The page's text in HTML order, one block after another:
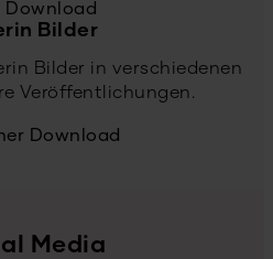
Download
Bilder
Bilder in verschiedenen
Veröffentlichungen.
Download
Media